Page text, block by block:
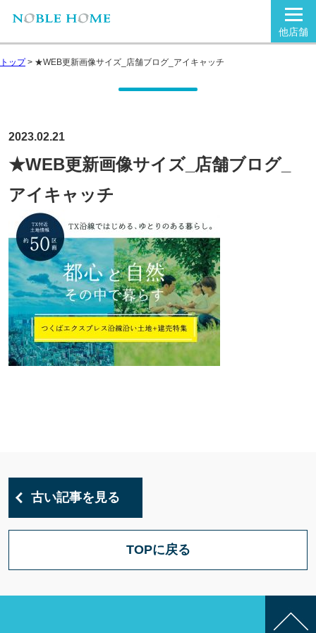
他店舗
トップ> ★WEB更新画像サイズ_店舗ブログ_アイキャッチ
2023.02.21
★WEB更新画像サイズ_店舗ブログ_
アイキャッチ
古い記事を見る
TOPに戻る